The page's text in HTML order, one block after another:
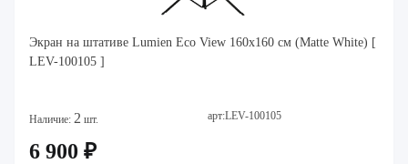
Экран на штативе Lumien Eco View 160х160 см (Matte White) [
LEV-100105 ]
Наличие: 2 шт. арт:LEV-100105
6 900 ₽